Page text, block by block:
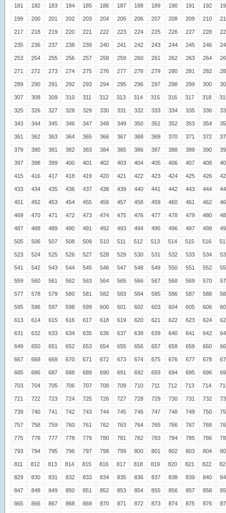
181 182 183 184 185 186 187 188 189 190 191 192
199 200 201 202 203 204 205 206 207 208 209 210
217 218 219 220 221 222 223 224 225 226 227 228
235 236 237 238 239 240 241 242 243 244 245 246
253 254 255 256 257 258 259 260 261 262 263 264
271 272 273 274 275 276 277 278 279 280 281 282
289 290 291 292 293 294 295 296 297 298 299 300
307 308 309 310 311 312 313 314 315 316 317 318
325 326 327 328 329 330 331 332 333 334 335 336
343 344 345 346 347 348 349 350 351 352 353 354
361 362 363 364 365 366 367 368 369 370 371 372
379 380 381 382 383 384 385 386 387 388 389 390
397 398 399 400 401 402 403 404 405 406 407 408
415 416 417 418 419 420 421 422 423 424 425 426
433 434 435 436 437 438 439 440 441 442 443 444
451 452 453 454 455 456 457 458 459 460 461 462
469 470 471 472 473 474 475 476 477 478 479 480
487 488 489 490 491 492 493 494 495 496 497 498
505 506 507 508 509 510 511 512 513 514 515 516
523 524 525 526 527 528 529 530 531 532 533 534
541 542 543 544 545 546 547 548 549 550 551 552
559 560 561 562 563 564 565 566 567 568 569 570
577 578 579 580 581 582 583 584 585 586 587 588
595 596 597 598 599 600 601 602 603 604 605 606
613 614 615 616 617 618 619 620 621 622 623 624
631 632 633 634 635 636 637 638 639 640 641 642
649 650 651 652 653 654 655 656 657 658 659 660
667 668 669 670 671 672 673 674 675 676 677 678
685 686 687 688 689 690 691 692 693 694 695 696
703 704 705 706 707 708 709 710 711 712 713 714
721 722 723 724 725 726 727 728 729 730 731 732
739 740 741 742 743 744 745 746 747 748 749 750
757 758 759 760 761 762 763 764 765 766 767 768
775 776 777 778 779 780 781 782 783 784 785 786
793 794 795 796 797 798 799 800 801 802 803 804
811 812 813 814 815 816 817 818 819 820 821 822
829 830 831 832 833 834 835 836 837 838 839 840
847 848 849 850 851 852 853 854 855 856 857 858
865 866 867 868 869 870 871 872 873 874 875 876